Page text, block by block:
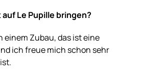
Le Pupille bringen?
einem Zubau, das ist eine
ich freue mich schon sehr